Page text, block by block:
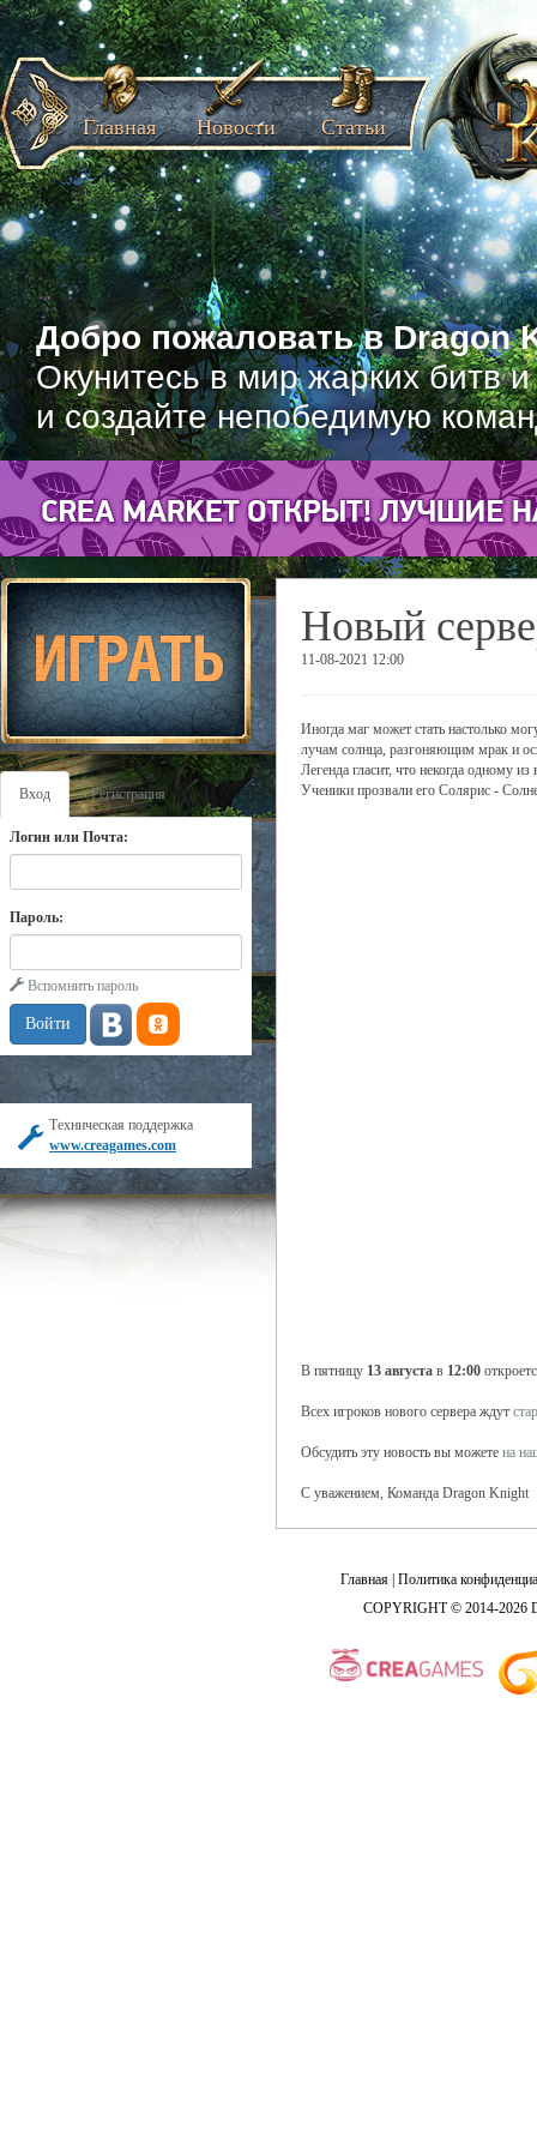
Добро пожаловать в Dragon
Окунитесь в мир жарких битв
и создайте непобедимую
Главная Новости Статьи
Вход Регистрация
Логин или Почта:
Пароль:
Вспомнить пароль
Техническая поддержка
www.creagames.com
Новый
11-08-2021 12:00
Иногда маг может стать настолько
лучам солнца, разгоняющим мрак и
Легенда гласит, что некогда одному
Ученики прозвали его Солярис -
В пятницу 13 августа в 12:00
Всех игроков нового сервера ждут
Обсудить эту новость вы можете на
С уважением, Команда Dragon Knight
Главная Политика
COPYRIGHT © 2014-2026